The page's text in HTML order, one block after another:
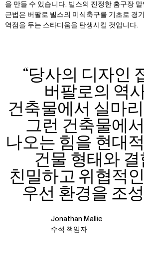
을 만들 수 있습니다. 빌스의 진정한 홈구장 말
근법은 버팔로 빌스의 미식축구를 기초로 경
역점을 두는 스타디움을 탄생시킬 것입니다.
“당사의 디자인
버팔로의 역
건축물에서 실마
그런 건축물에
나오는 힘을 현대
건물 형태와
친밀하고 위협적
우선 환경을 조
Jonathan Mallie
수석 책임자